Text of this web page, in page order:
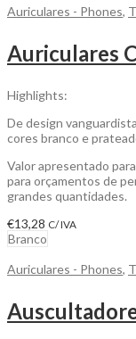
Auriculares - Phones,
Highlights:
De design
cores branco e
Valor apresentado
para orçamentos de
grandes quantidades.
€13,28 C/ IVA
Branco
Auriculares - Phones,